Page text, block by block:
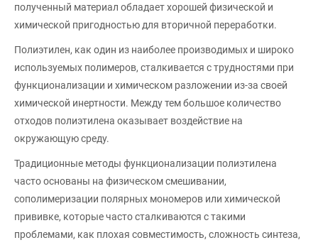
полученный материал обладает хорошей физической и
химической пригодностью для вторичной переработки.
Полиэтилен, как один из наиболее производимых и широко
используемых полимеров, сталкивается с трудностями при
функционализации и химическом разложении из-за своей
химической инертности. Между тем большое количество
отходов полиэтилена оказывает воздействие на
окружающую среду.
Традиционные методы функционализации полиэтилена
часто основаны на физическом смешивании,
сополимеризации полярных мономеров или химической
прививке, которые часто сталкиваются с такими
проблемами, как плохая совместимость, сложность синтеза,